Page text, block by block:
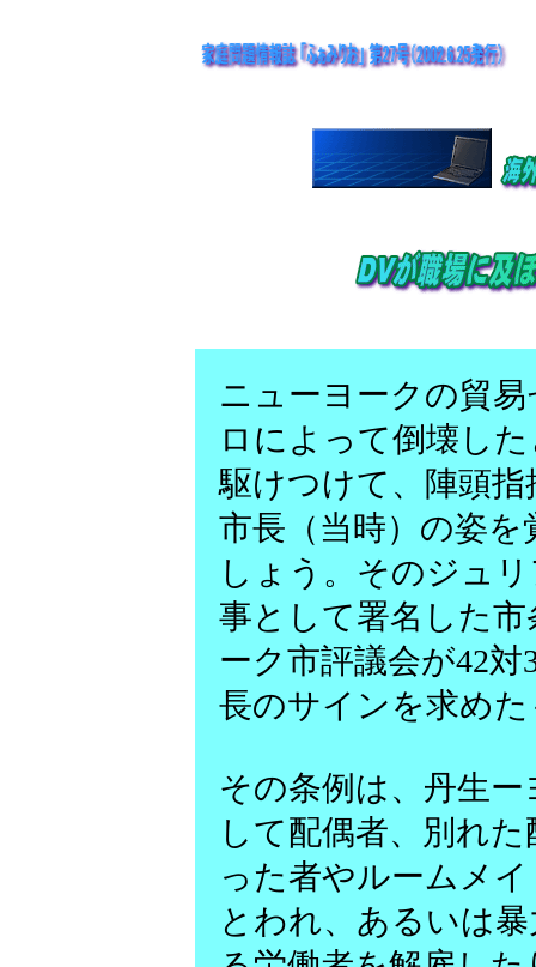
ニューヨークの貿
ロによって倒壊し
駆けつけて、陣頭
市長（当時）の姿
しょう。そのジュ
事として署名した
ーク市評議会が42
長のサインを求め
その条例は、丹生
して配偶者、別れ
った者やルームメ
とわれ、あるいは